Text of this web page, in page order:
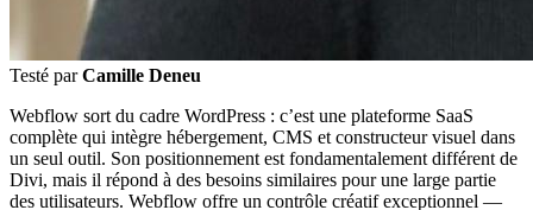
Testé parCamille Deneu
Webflow sort du cadre WordPress : c’est une plateforme SaaS
complète qui intègre hébergement, CMS et constructeur visuel dans
un seul outil. Son positionnement est fondamentalement différent de
Divi, mais il répond à des besoins similaires pour une large partie
des utilisateurs. Webflow offre un contrôle créatif exceptionnel —